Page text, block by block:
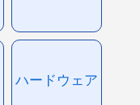
ハードウェア